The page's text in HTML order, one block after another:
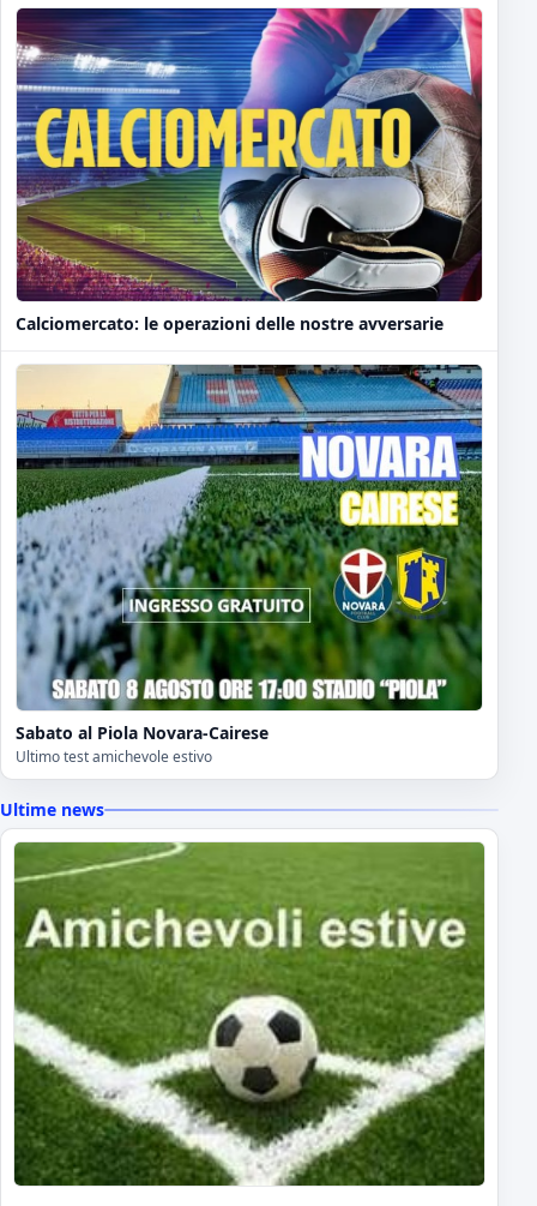
Calciomercato: le operazioni delle nostre avversarie
Sabato al Piola Novara-Cairese
Ultimo test amichevole estivo
Ultime news